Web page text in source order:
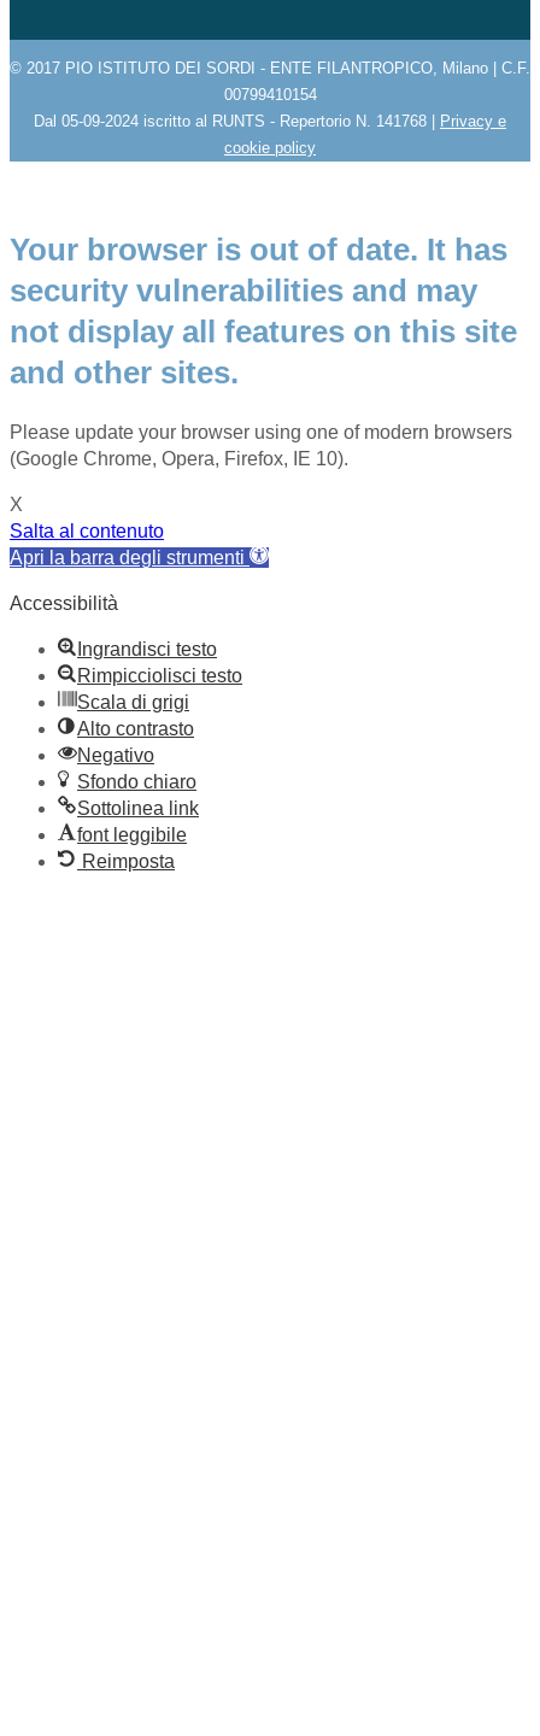
© 2017 PIO ISTITUTO DEI SORDI - ENTE FILANTROPICO, Milano | C.F.
00799410154
Dal 05-09-2024 iscritto al RUNTS - Repertorio N. 141768 | Privacy e
cookie policy
Your browser is out of date. It has
security vulnerabilities and may
not display all features on this site
and other sites.
Please update your browser using one of modern browsers
(Google Chrome, Opera, Firefox, IE 10).
X
Salta al contenuto
Apri la barra degli strumenti
Accessibilità
Ingrandisci testo
Rimpicciolisci testo
Scala di grigi
Alto contrasto
Negativo
Sfondo chiaro
Sottolinea link
font leggibile
Reimposta